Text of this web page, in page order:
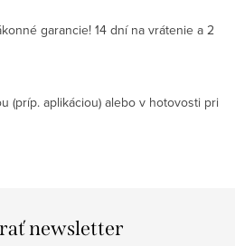
garancie! 14 dní na vrátenie a 2
(príp. aplikáciou) alebo v hotovosti pri
newsletter